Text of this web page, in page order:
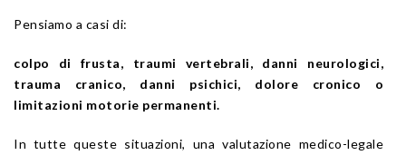
Pensiamo a casi di:
colpo di frusta, traumi vertebrali, danni neurologici,
trauma cranico, danni psichici, dolore cronico o
limitazioni motorie permanenti.
In tutte queste situazioni, una valutazione medico-legale